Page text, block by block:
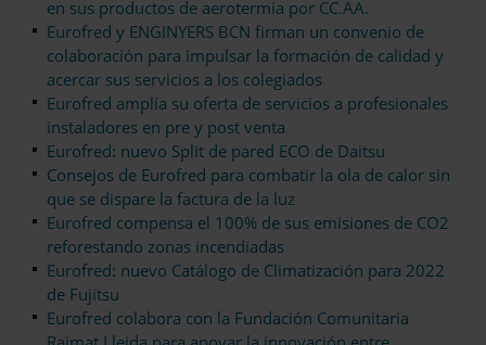
en sus productos de aerotermia por CC.AA.
Eurofred y ENGINYERS BCN firman un convenio de
colaboración para impulsar la formación de calidad y
acercar sus servicios a los colegiados
Eurofred amplía su oferta de servicios a profesionales
instaladores en pre y post venta
Eurofred: nuevo Split de pared ECO de Daitsu
Consejos de Eurofred para combatir la ola de calor sin
que se dispare la factura de la luz
Eurofred compensa el 100% de sus emisiones de CO2
reforestando zonas incendiadas
Eurofred: nuevo Catálogo de Climatización para 2022
de Fujitsu
Eurofred colabora con la Fundación Comunitaria